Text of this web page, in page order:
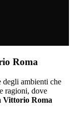
Roma
degli ambienti che
ragioni, dove
Vittorio Roma